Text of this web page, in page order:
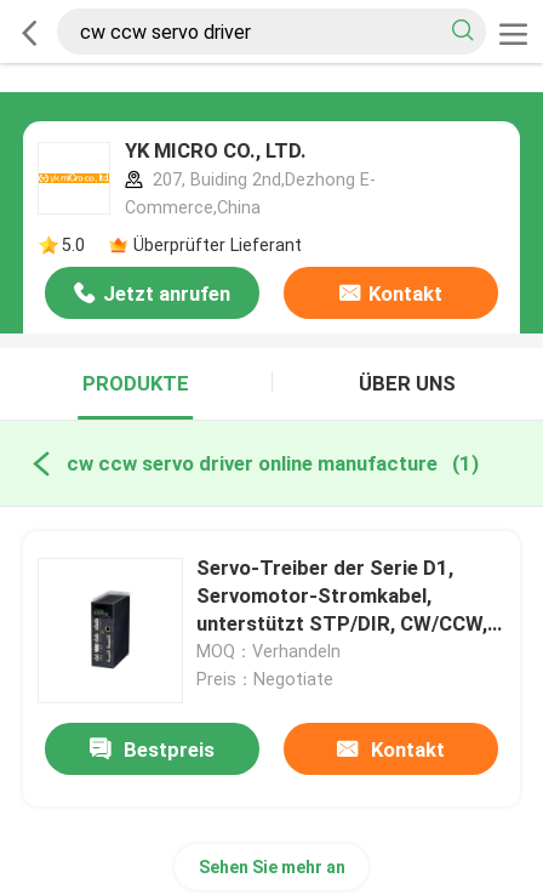
YK MICRO CO., LTD.
207, Buiding 2nd,Dezhong E-
Commerce,China
5.0
Überprüfter Lieferant
Jetzt anrufen Kontakt
PRODUKTE ÜBER UNS
cw ccw servo driver online manufacture (1)
Servo-Treiber der Serie D1,
Servomotor-Stromkabel,
unterstützt STP/DIR, CW/CCW,
A/B-Impulsformate.
MOQ：Verhandeln
Preis：Negotiate
Bestpreis Kontakt
Sehen Sie mehr an